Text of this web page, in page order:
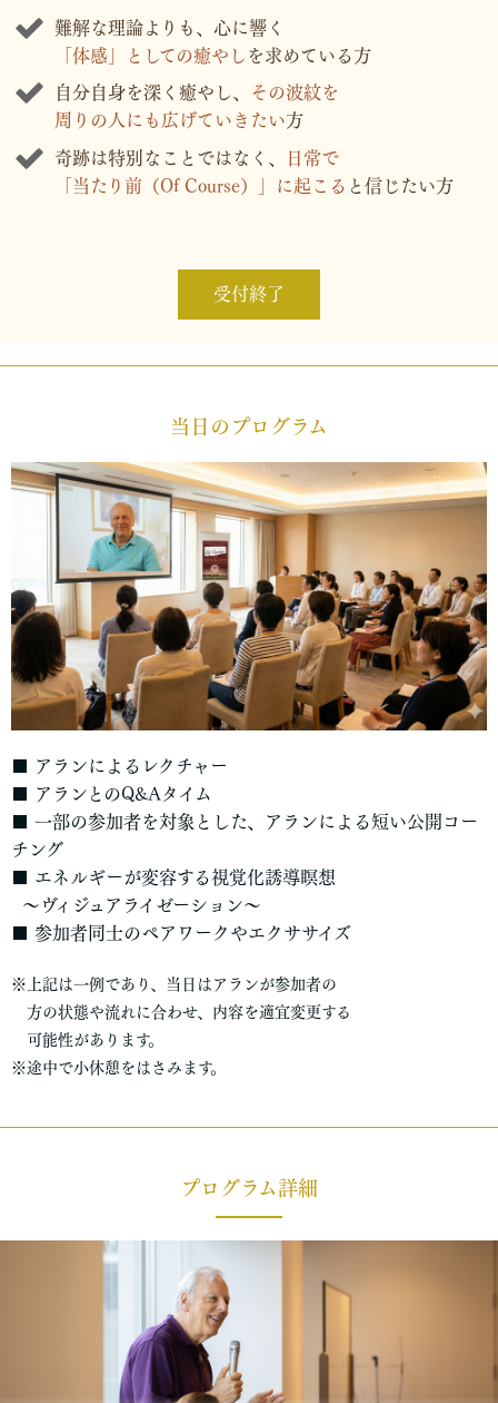
難解な理論よりも、心に響く
「体感」としての癒やし を求めている方
自分自身を深く癒やし、
その波紋を
周りの人にも広げていきたい方
奇跡は特別なことではなく、
日常で
「当たり前（Of Course）」に起こる と信じたい方
受付終了
当日のプログラム
■ アランによるレクチャー
■ アランとのQ&Aタイム
■ 一部の参加者を対象とした、アランによる短い公開コー
チング
■ エネルギーが変容する視覚化誘導瞑想
〜ヴィジュアライゼーション〜
■ 参加者同士のペアワークやエクササイズ
※上記は一例であり、当日はアランが参加者の
方の状態や流れに合わせ、内容を適宜変更する
可能性があります。
※途中で小休憩をはさみます。
プログラム詳細